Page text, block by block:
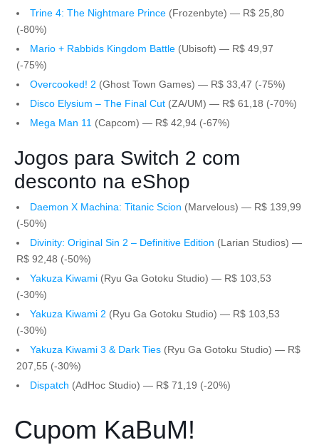
Trine 4: The Nightmare Prince (Frozenbyte) — R$ 25,80
(-80%)
Mario + Rabbids Kingdom Battle (Ubisoft) — R$ 49,97
(-75%)
Overcooked! 2 (Ghost Town Games) — R$ 33,47 (-75%)
Disco Elysium – The Final Cut (ZA/UM) — R$ 61,18 (-70%)
Mega Man 11 (Capcom) — R$ 42,94 (-67%)
Jogos para Switch 2 com
desconto na eShop
Daemon X Machina: Titanic Scion (Marvelous) — R$ 139,99
(-50%)
Divinity: Original Sin 2 – Definitive Edition (Larian Studios) —
R$ 92,48 (-50%)
Yakuza Kiwami (Ryu Ga Gotoku Studio) — R$ 103,53
(-30%)
Yakuza Kiwami 2 (Ryu Ga Gotoku Studio) — R$ 103,53
(-30%)
Yakuza Kiwami 3 & Dark Ties (Ryu Ga Gotoku Studio) — R$
207,55 (-30%)
Dispatch (AdHoc Studio) — R$ 71,19 (-20%)
Cupom KaBuM!